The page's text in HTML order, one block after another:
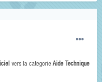
vers la categorieAide Technique